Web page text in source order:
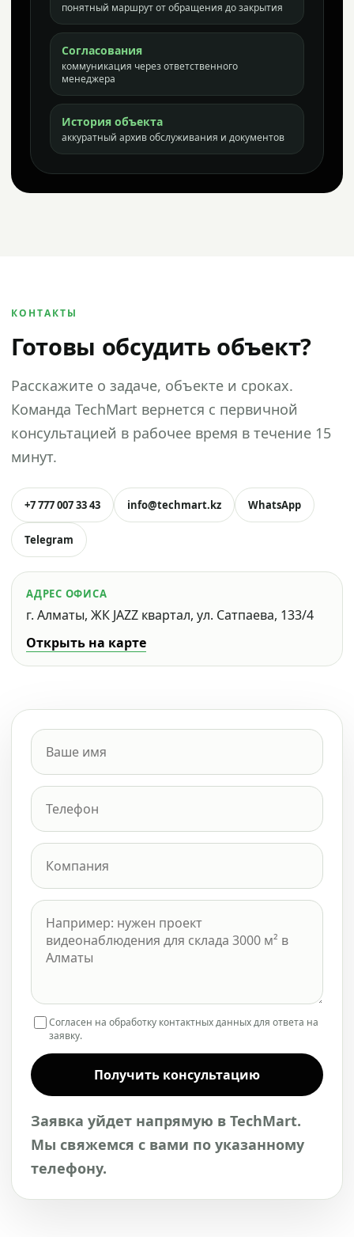
понятный маршрут от обращения до закрытия
Согласования
коммуникация через ответственного
менеджера
История объекта
аккуратный архив обслуживания и документов
КОНТАКТЫ
Готовы обсудить объект?
Расскажите о задаче, объекте и сроках.
Команда TechMart вернется с первичной
консультацией в рабочее время в течение 15
минут.
+7 777 007 33 43 info@techmart.kz WhatsApp
Telegram
АДРЕС ОФИСА
г. Алматы, ЖК JAZZ квартал, ул. Сатпаева, 133/4
Открыть на карте
Согласен на обработку контактных данных для ответа на
заявку.
Получить консультацию
Заявка уйдет напрямую в TechMart.
Мы свяжемся с вами по указанному
телефону.